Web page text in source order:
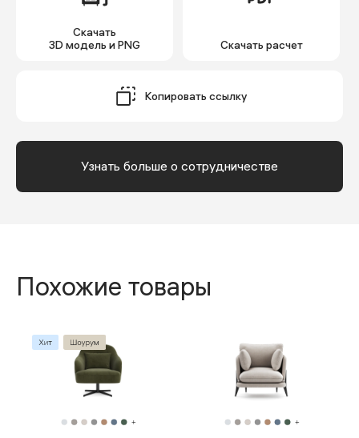
Скачать
3D модель и PNG
Cкачать расчет
Копировать ссылку
Узнать больше о сотрудничестве
Похожие товары